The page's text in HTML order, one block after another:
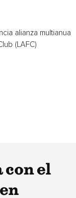
alianza multianual
(LAFC)
con el